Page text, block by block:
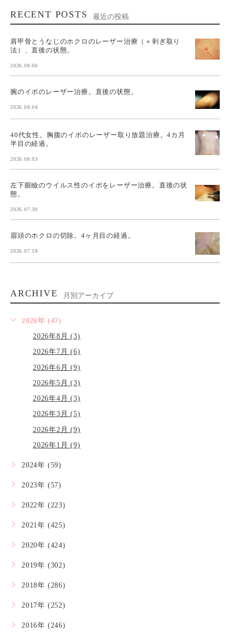
RECENT POSTS 最近の投稿
肩甲骨とうなじのホクロのレーザー治療（＋剥ぎ取り
法）、直後の状態。
2026.08.06
腕のイボのレーザー治療。直後の状態。
2026.08.04
40代女性。胸腹のイボのレーザー取り放題治療。4カ月
半目の経過。
2026.08.03
左下眼瞼のウイルス性のイボをレーザー治療。直後の状
態。
2026.07.30
眉頭のホクロの切除。4ヶ月目の経過。
2026.07.18
ARCHIVE 月別アーカイブ
2026年 (47)
2026年8月 (3)
2026年7月 (6)
2026年6月 (9)
2026年5月 (3)
2026年4月 (3)
2026年3月 (5)
2026年2月 (9)
2026年1月 (9)
2024年 (59)
2023年 (57)
2022年 (223)
2021年 (425)
2020年 (424)
2019年 (302)
2018年 (286)
2017年 (252)
2016年 (246)